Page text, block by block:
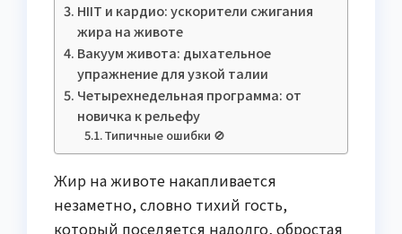
HIIT и кардио: ускорители сжигания
жира на животе
Вакуум живота: дыхательное
упражнение для узкой талии
Четырехнедельная программа: от
новичка к рельефу
Типичные ошибки 🚫
Жир на животе накапливается
незаметно, словно тихий гость,
который поселяется надолго, обростая